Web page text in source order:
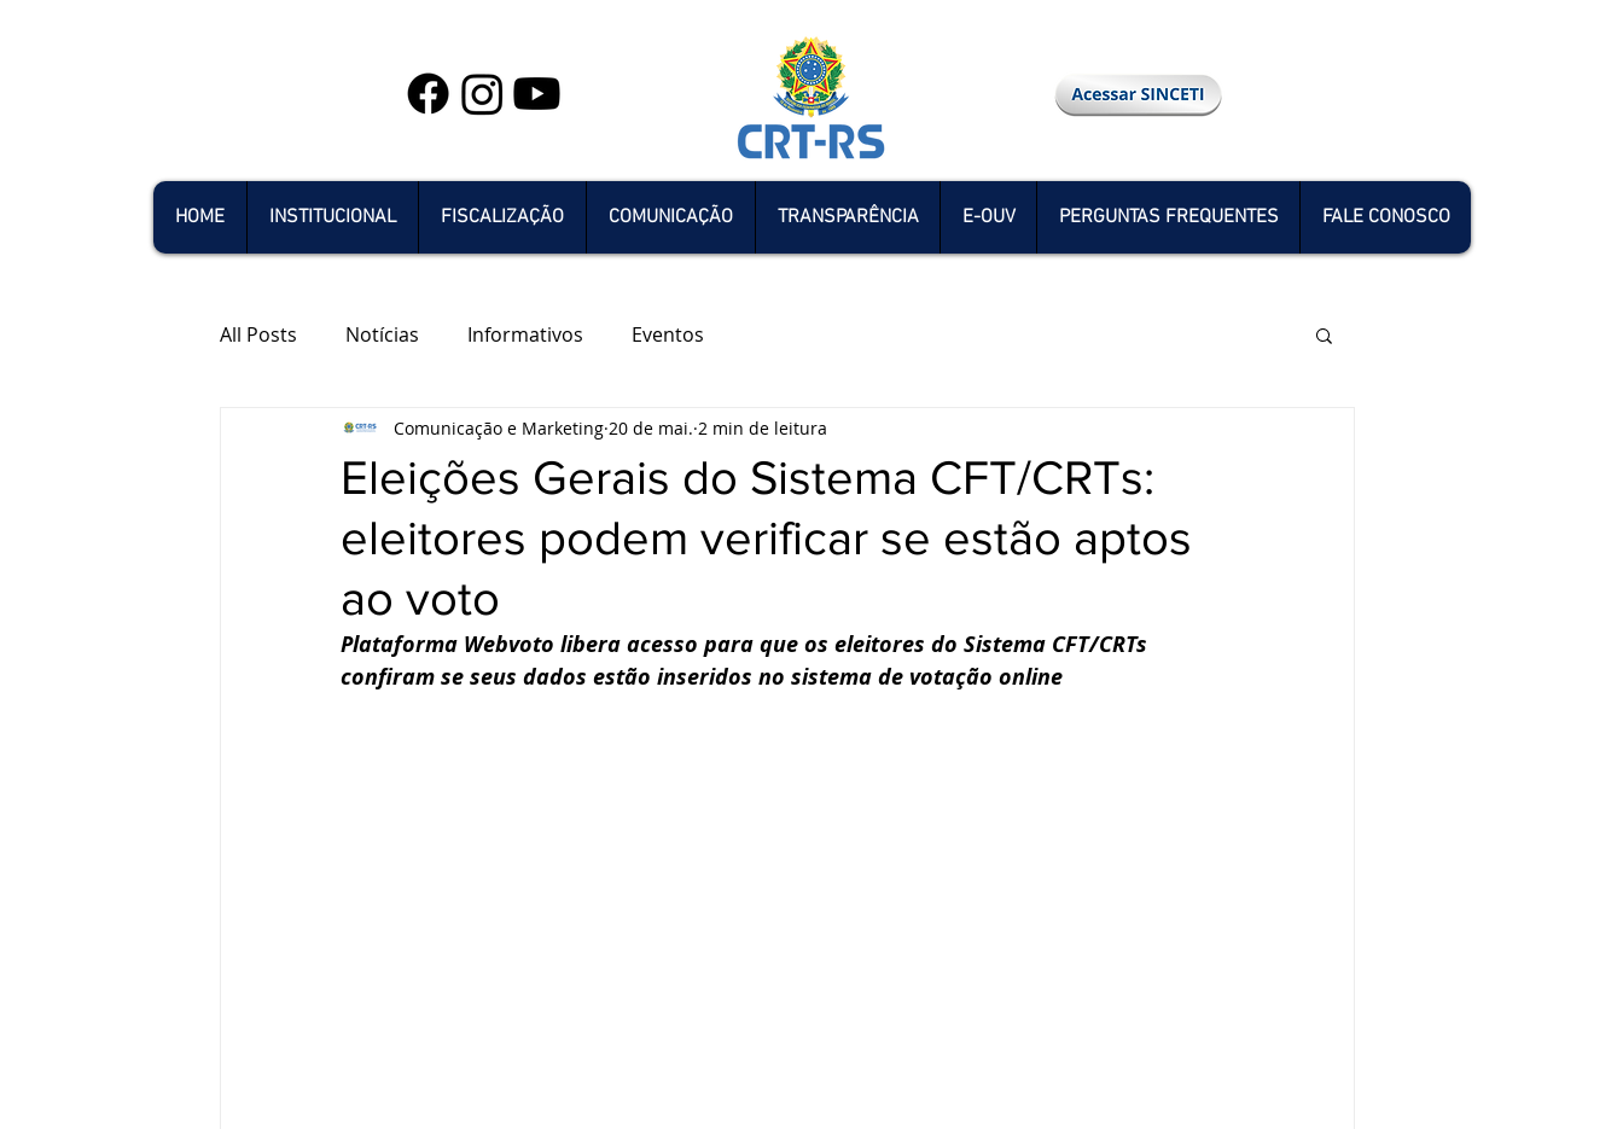
HOME INSTITUCIONAL FISCALIZAÇÃO COMUNICAÇÃO TRANSPARÊNCIA E-OUV PERGUNTAS FREQUENTES FALE CONOSCO
All Posts Notícias Informativos Eventos
Eleições Gerais do Sistema CFT/CRTs:
eleitores podem verificar se estão aptos
ao voto
Comunicação e Marketing 20 de mai. 2 min de leitura
Plataforma Webvoto libera acesso para que os eleitores do Sistema CFT/CRTs
confiram se seus dados estão inseridos no sistema de votação online